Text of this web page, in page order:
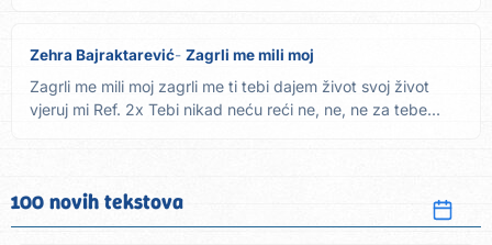
Zehra Bajraktarević Zagrli me mili moj
Zagrli me mili moj zagrli me ti tebi dajem život svoj život
vjeruj mi Ref. 2x Tebi nikad neću reći ne, ne, ne za tebe...
100 novih tekstova